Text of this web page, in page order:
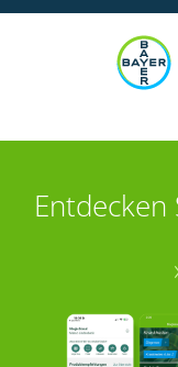
Entdecken